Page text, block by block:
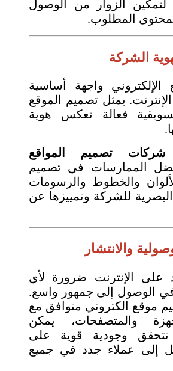
لتمكين الزوار من الوصول
المطلوب.
الشركة
الإلكتروني واجهة أساسية
يمثل تصميم الموقع
تسويقية فعالة تعكس هوية
شركات تصميم المواقع
الممارسات في تصميم
والخطوط والرسومات
البصرية للشركة وتمييزها عن
والانتشار
على الإنترنت ضرورة لأي
الوصول إلى جمهور واسع.
موقع الكتروني متوافق مع
والمتصفحات، يمكن
وجودية قوية على
إلى عملاء جدد في جميع